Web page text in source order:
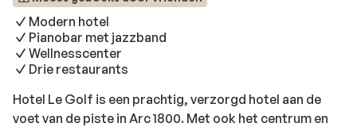
Modern hotel
Pianobar met jazzband
Wellnesscenter
Drie restaurants
Hotel Le Golf is een prachtig, verzorgd hotel aan de
voet van de piste in Arc 1800. Met ook het centrum en